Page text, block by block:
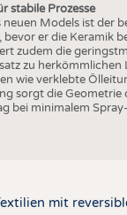
stabile Prozesse
neuen Models ist der
er die Keramik
zudem die
zu
wie verklebte
sorgt die
bei minimalem
mit